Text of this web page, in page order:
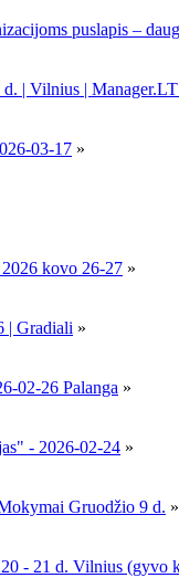
puslapis –
| Vilnius |
03-17 »
kovo 26-27 »
Gradiali »
02-26 Palanga »
- 2026-02-24 »
Gruodžio 9 d. »
- 21 d. Vilnius (gyvo